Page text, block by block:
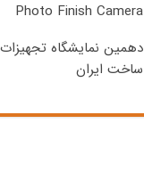
Photo Finish Camera
دهمین نمایشگاه تجهیزات
ساخت ایران